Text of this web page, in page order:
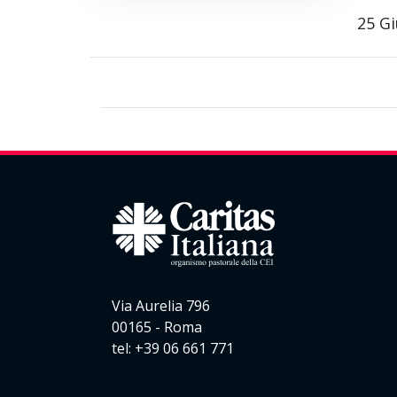
25
Via Aurelia 796
00165 - Roma
tel: +39 06 661 771